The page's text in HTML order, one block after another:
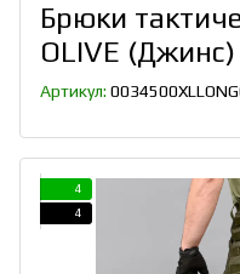
Брюки
OLIVE (Джинс)
Артикул:
4
4